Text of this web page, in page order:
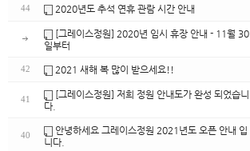
44 2020년도 추석 연휴 관람 시간 안내
[그레이스정원] 2020년 임시 휴장 안내 - 11월 30
일부터
42 2021 새해 복 많이 받으세요!!
41
[그레이스정원] 저희 정원 안내도가 완성 되었습니
다.
40
안녕하세요 그레이스정원 2021년도 오픈 안내 입
니다.